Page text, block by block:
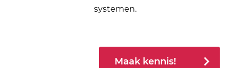
systemen.
Maak kennis!